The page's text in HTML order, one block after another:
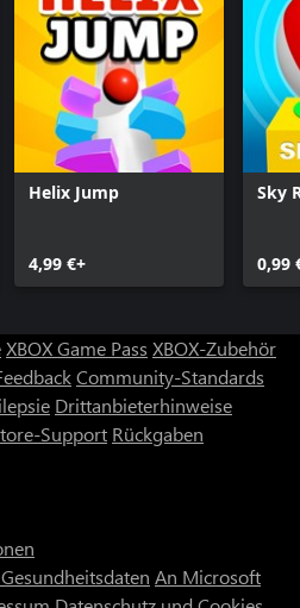
Helix Jump
4,99 €+
Sky
0,99
XBOX Game Pass XBOX-Zubehör
Community-Standards
Drittanbieterhinweise
Support Rückgaben
An Microsoft